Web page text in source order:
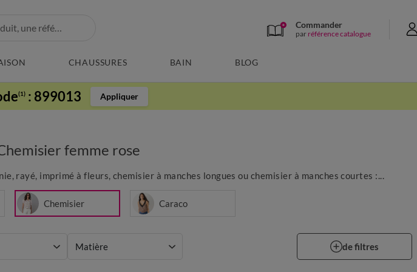
Commander
par référence catalogue
CHAUSSURES BAIN BLOG
(1) : 899013 Appliquer
femme rose
rayé, imprimé à fleurs, chemisier à manches longues ou chemisier à manches courtes :...
Chemisier Caraco
Matière de filtres